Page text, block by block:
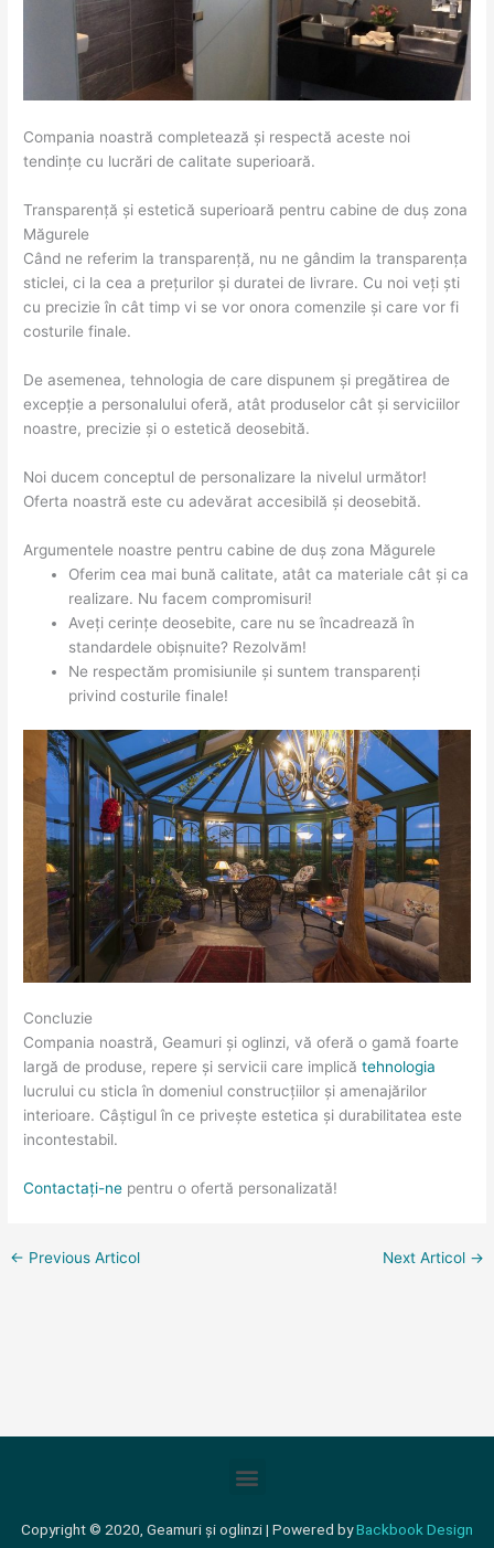
Compania noastră completează și respectă aceste noi
tendințe cu lucrări de calitate superioară.
Transparență și estetică superioară pentru cabine de duș zona
Măgurele
Când ne referim la transparență, nu ne gândim la transparența
sticlei, ci la cea a prețurilor și duratei de livrare. Cu noi veți ști
cu precizie în cât timp vi se vor onora comenzile și care vor fi
costurile finale.
De asemenea, tehnologia de care dispunem și pregătirea de
excepție a personalului oferă, atât produselor cât și serviciilor
noastre, precizie și o estetică deosebită.
Noi ducem conceptul de personalizare la nivelul următor!
Oferta noastră este cu adevărat accesibilă și deosebită.
Argumentele noastre pentru cabine de duș zona Măgurele
Oferim cea mai bună calitate, atât ca materiale cât și ca
realizare. Nu facem compromisuri!
Aveți cerințe deosebite, care nu se încadrează în
standardele obișnuite? Rezolvăm!
Ne respectăm promisiunile și suntem transparenți
privind costurile finale!
Concluzie
Compania noastră, Geamuri și oglinzi, vă oferă o gamă foarte
largă de produse, repere și servicii care implicătehnologia
lucrului cu sticla în domeniul construcțiilor și amenajărilor
interioare. Câștigul în ce privește estetica și durabilitatea este
incontestabil.
Contactați-ne pentru o ofertă personalizată!
← Previous Articol Next Articol →
Meniu
Copyright © 2020, Geamuri și oglinzi | Powered byBackbook Design